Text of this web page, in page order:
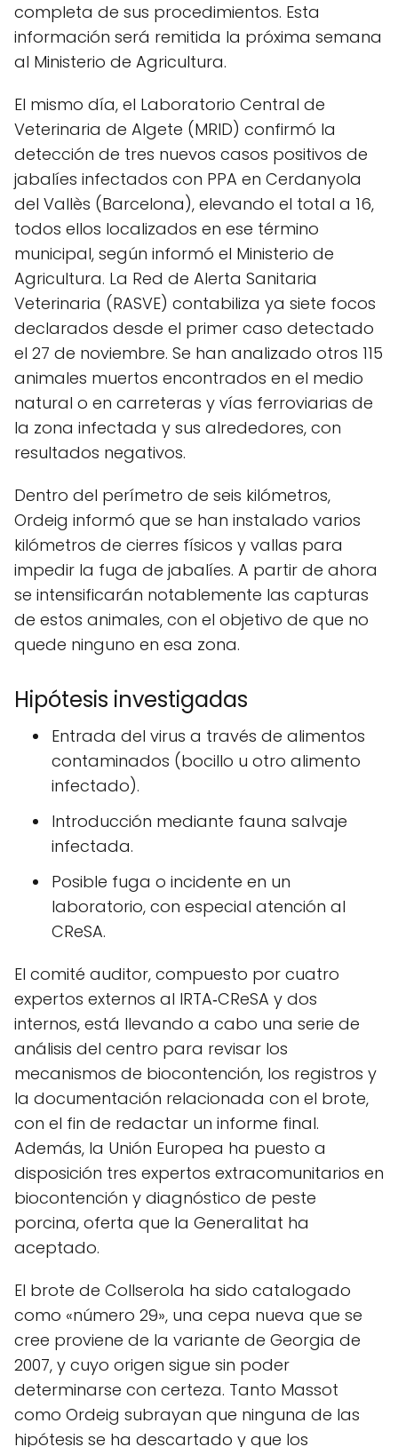
completa de sus procedimientos. Esta
información será remitida la próxima semana
al Ministerio de Agricultura.
El mismo día, el Laboratorio Central de
Veterinaria de Algete (MRID) confirmó la
detección de tres nuevos casos positivos de
jabalíes infectados con PPA en Cerdanyola
del Vallès (Barcelona), elevando el total a 16,
todos ellos localizados en ese término
municipal, según informó el Ministerio de
Agricultura. La Red de Alerta Sanitaria
Veterinaria (RASVE) contabiliza ya siete focos
declarados desde el primer caso detectado
el 27 de noviembre. Se han analizado otros 115
animales muertos encontrados en el medio
natural o en carreteras y vías ferroviarias de
la zona infectada y sus alrededores, con
resultados negativos.
Dentro del perímetro de seis kilómetros,
Ordeig informó que se han instalado varios
kilómetros de cierres físicos y vallas para
impedir la fuga de jabalíes. A partir de ahora
se intensificarán notablemente las capturas
de estos animales, con el objetivo de que no
quede ninguno en esa zona.
Hipótesis investigadas
Entrada del virus a través de alimentos
contaminados (bocillo u otro alimento
infectado).
Introducción mediante fauna salvaje
infectada.
Posible fuga o incidente en un
laboratorio, con especial atención al
CReSA.
El comité auditor, compuesto por cuatro
expertos externos al IRTA‑CReSA y dos
internos, está llevando a cabo una serie de
análisis del centro para revisar los
mecanismos de biocontención, los registros y
la documentación relacionada con el brote,
con el fin de redactar un informe final.
Además, la Unión Europea ha puesto a
disposición tres expertos extracomunitarios en
biocontención y diagnóstico de peste
porcina, oferta que la Generalitat ha
aceptado.
El brote de Collserola ha sido catalogado
como «número 29», una cepa nueva que se
cree proviene de la variante de Georgia de
2007, y cuyo origen sigue sin poder
determinarse con certeza. Tanto Massot
como Ordeig subrayan que ninguna de las
hipótesis se ha descartado y que los